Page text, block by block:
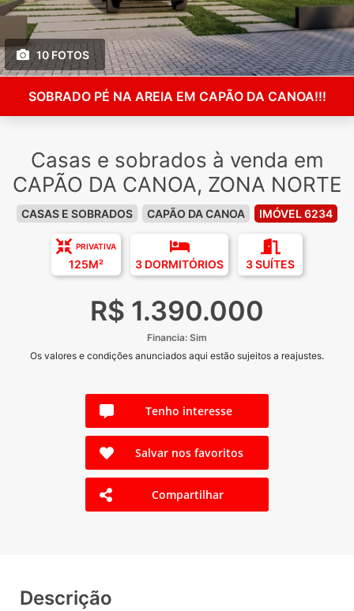
10 FOTOS
SOBRADO PÉ NA AREIA EM CAPÃO DA CANOA!!!
Casas e sobrados à venda em
CAPÃO DA CANOA, ZONA NORTE
CASAS E SOBRADOS CAPÃO DA CANOA IMÓVEL 6234
PRIVATIVA
125M² 3 DORMITÓRIOS 3 SUÍTES
R$ 1.390.000
Financia: Sim
Os valores e condições anunciados aqui estão sujeitos a reajustes.
Tenho interesse
Salvar nos favoritos
Compartilhar
Descrição